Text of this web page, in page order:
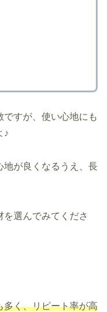
すが、使い心地にも
♪
地が良くなるうえ、長
選んでみてくださ
多く、リピート率が高